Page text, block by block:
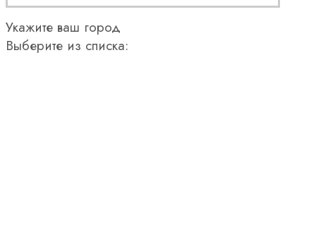
Укажите ваш город
Выберите из списка: